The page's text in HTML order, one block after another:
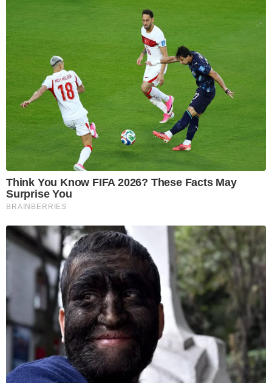
Think You Know FIFA 2026? These Facts May
Surprise You
BRAINBERRIES